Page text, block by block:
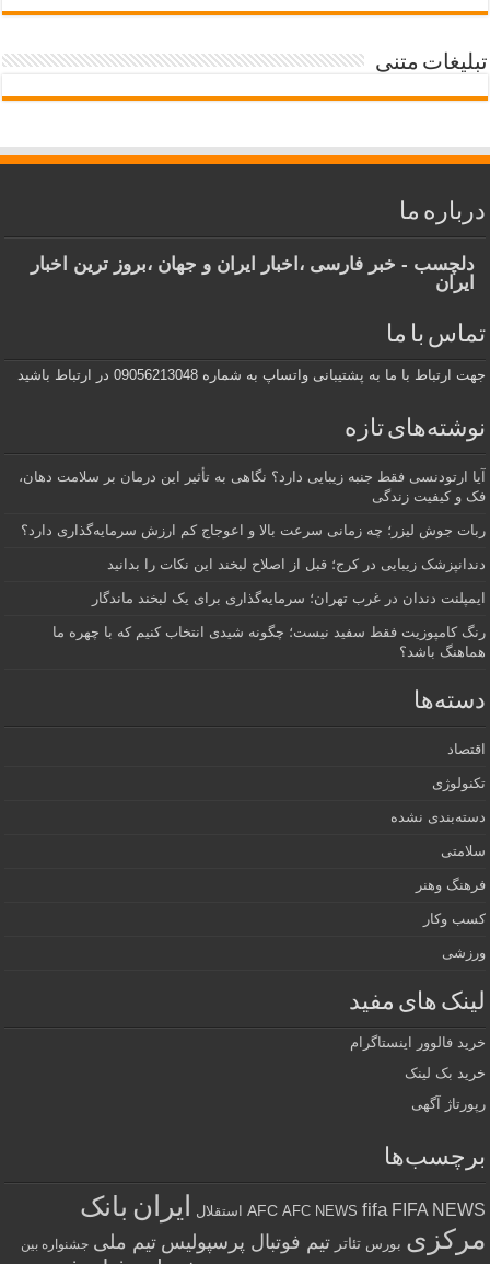
تبلیغات متنی
درباره ما
دلچسب - خبر فارسی ،اخبار ایران و جهان ،بروز ترین اخبار
ایران
تماس با ما
جهت ارتباط با ما به پشتیبانی واتساپ به شماره 09056213048 در ارتباط باشید
نوشته‌های تازه
آیا ارتودنسی فقط جنبه زیبایی دارد؟ نگاهی به تأثیر این درمان بر سلامت دهان،
فک و کیفیت زندگی
ربات جوش لیزر؛ چه زمانی سرعت بالا و اعوجاج کم ارزش سرمایه‌گذاری دارد؟
دندانپزشک زیبایی در کرج؛ قبل از اصلاح لبخند این نکات را بدانید
ایمپلنت دندان در غرب تهران؛ سرمایه‌گذاری برای یک لبخند ماندگار
رنگ کامپوزیت فقط سفید نیست؛ چگونه شیدی انتخاب کنیم که با چهره ما
هماهنگ باشد؟
دسته‌ها
اقتصاد
تکنولوژی
دسته‌بندی نشده
سلامتی
فرهنگ وهنر
کسب وکار
ورزشی
لینک های مفید
خرید فالوور اینستاگرام
خرید بک لینک
رپورتاژ آگهی
برچسب‌ها
AFC AFC NEWS fifa FIFA NEWS استقلال ایران بانک
مرکزی بورس تئاتر تیم فوتبال پرسپولیس تیم ملی جشنواره بین